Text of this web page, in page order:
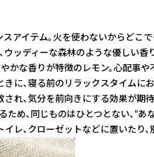
テム。火を使わないか
ィーな森林のような優
りが特徴のレモン。心
寝る前のリラックスタ
気分を前向きにする効
同じものはひとつとな
レ、クローゼットなどに置いたり